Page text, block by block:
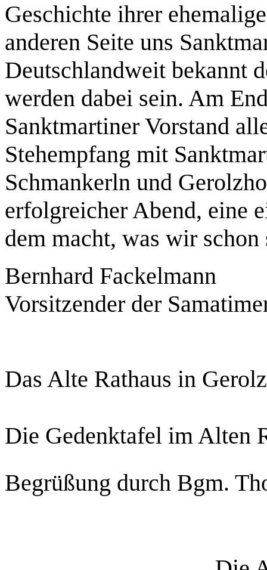
Geschichte ihrer
anderen Seite uns
Deutschlandweit bekannt
werden dabei sein. Am
Sanktmartiner Vorstand
Stehempfang mit
Schmankerln und
erfolgreicher Abend, eine
dem macht, was wir
Bernhard Fackelmann
Vorsitzender der
Das Alte Rathaus in
Die Gedenktafel im Alten
Begrüßung durch Bgm.